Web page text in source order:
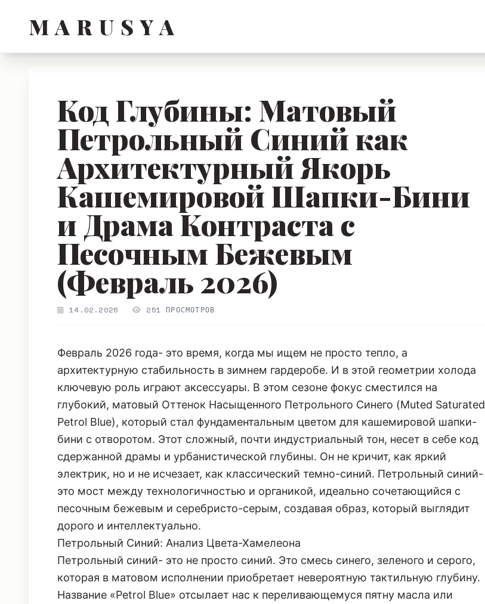
M A R U S Y A
Код Глубины: Матовый
Петрольный Синий как
Архитектурный Якорь
Кашемировой Шапки-Бини
и Драма Контраста с
Песочным Бежевым
(Февраль 2026)
14.02.2026 251 ПРОСМОТРОВ
Февраль 2026 года- это время, когда мы ищем не просто тепло, а
архитектурную стабильность в зимнем гардеробе. И в этой геометрии холода
ключевую роль играют аксессуары. В этом сезоне фокус сместился на
глубокий, матовый Оттенок Насыщенного Петрольного Синего (Muted Saturated
Petrol Blue), который стал фундаментальным цветом для кашемировой шапки-
бини с отворотом. Этот сложный, почти индустриальный тон, несет в себе код
сдержанной драмы и урбанистической глубины. Он не кричит, как яркий
электрик, но и не исчезает, как классический темно-синий. Петрольный синий-
это мост между технологичностью и органикой, идеально сочетающийся с
песочным бежевым и серебристо-серым, создавая образ, который выглядит
дорого и интеллектуально.
Петрольный Синий: Анализ Цвета-Хамелеона
Петрольный синий- это не просто синий. Это смесь синего, зеленого и серого,
которая в матовом исполнении приобретает невероятную тактильную глубину.
Название «Petrol Blue» отсылает нас к переливающемуся пятну масла или